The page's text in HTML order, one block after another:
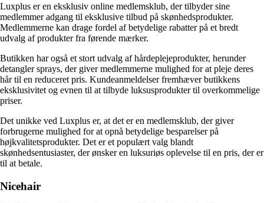
Luxplus er en eksklusiv online medlemsklub, der tilbyder sine
medlemmer adgang til eksklusive tilbud på skønhedsprodukter.
Medlemmerne kan drage fordel af betydelige rabatter på et bredt
udvalg af produkter fra førende mærker.
Butikken har også et stort udvalg af hårdeplejeprodukter, herunder
detangler sprays, der giver medlemmerne mulighed for at pleje deres
hår til en reduceret pris. Kundeanmeldelser fremhæver butikkens
eksklusivitet og evnen til at tilbyde luksusprodukter til overkommelige
priser.
Det unikke ved Luxplus er, at det er en medlemsklub, der giver
forbrugerne mulighed for at opnå betydelige besparelser på
højkvalitetsprodukter. Det er et populært valg blandt
skønhedsentusiaster, der ønsker en luksuriøs oplevelse til en pris, der er
til at betale.
Nicehair